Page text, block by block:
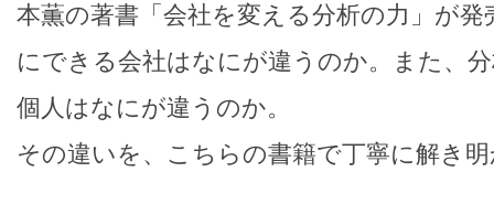
本薫の著書「会社を変える分析の力」が発
にできる会社はなにが違うのか。また、
個人はなにが違うのか。
その違いを、こちらの書籍で丁寧に解き